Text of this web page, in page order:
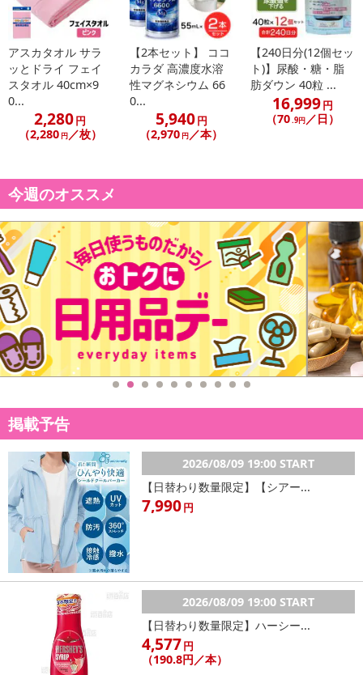
運動時に欠かせないアミノ酸を1包(5g)中に4,200mg配合した顆粒サ
g）し、BCAA(分岐鎖アミノ酸）も1800mg配合しています。後半ま
で粘り強く戦うための、高含有のアミノ酸です。苦くて飲みにくい
アミノ酸を、なるべく飲み易いシトラス味に仕上げました。
ココカラダ アミノ酸は、トップアスリートの方でも安心して飲ん
でいただけるように、世界有数のドーピング検査研究所である LGC
にて、アンチドーピング機構JADA、WADA、IOCの薬物禁止リスト
に指定されている主な成分の検査を行っております。 またLGCの検
査では、禁止成分を含まないことが証明されています。（最新バー
ジョン2024年8月検査実施）
※2024年6月リニュアル パッケージを新しくし、アスパルテーム
不使用に。またシトルリンを日本製に変更しました。
・賞味期限：
製造から2年
出荷日から、240日以上
・原産国（最終加工地）：日本
・原材料/材質/素材：L-シトルリン（国内製造）、オルニチン、海
洋深層水ミネラル／ロイシン、アルギニン、酸味料、バリン、イソ
ロイシン、グリシン、香料（乳由来）、フェニルアラニン、トリプ
トファン、ヒスチジン、リジン、トレオニン、メチオニン、甘味料
（ステビア、スクラロース、アセスルファムK）、アナトー色素
・お召し上がり方：
1回1包を目安に、水などと一緒にお召し上がりください。
※5gと量が多いので、まずは舌の上に乗せるように口の中に入れ
てから、お水を口に含んで溶かすように飲むと飲みやすいです。
アスカタオル サラ
ッとドライ フェイ
スタオル 40cm×9
0...
2,280円
（2,280 円／枚）
【2本セット】 ココ
カラダ 高濃度水溶
性マグネシウム 66
0...
5,940円
（2,970 円／本）
【240日分(12個セッ
ト)】尿酸・糖・脂
肪ダウン 40粒 ...
16,999円
（70.9円／日）
今週のオススメ
掲載予告
2026/08/09 19:00 START
【日替わり数量限定】【シアー...
7,990円
2026/08/09 19:00 START
【日替わり数量限定】ハーシー...
4,577円
（190.8円／本）